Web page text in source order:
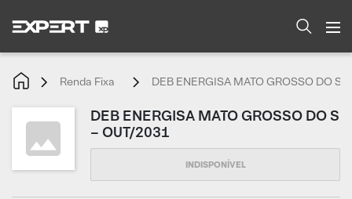
Renda Fixa DEB ENERGISA MATO GROSSO DO S
DEB ENERGISA MATO GROSSO DO S
– OUT/2031